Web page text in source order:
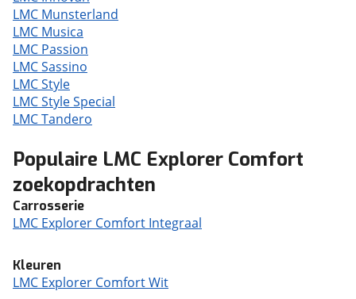
LMC Munsterland
LMC Musica
LMC Passion
LMC Sassino
LMC Style
LMC Style Special
LMC Tandero
Populaire LMC Explorer Comfort
zoekopdrachten
Carrosserie
LMC Explorer Comfort Integraal
Kleuren
LMC Explorer Comfort Wit